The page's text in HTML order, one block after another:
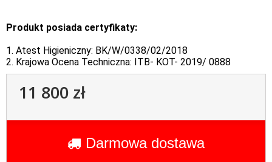
Produkt posiada certyfikaty:
1. Atest Higieniczny: BK/W/0338/02/2018
2. Krajowa Ocena Techniczna: ITB- KOT- 2019/ 0888
11 800 zł
Darmowa dostawa